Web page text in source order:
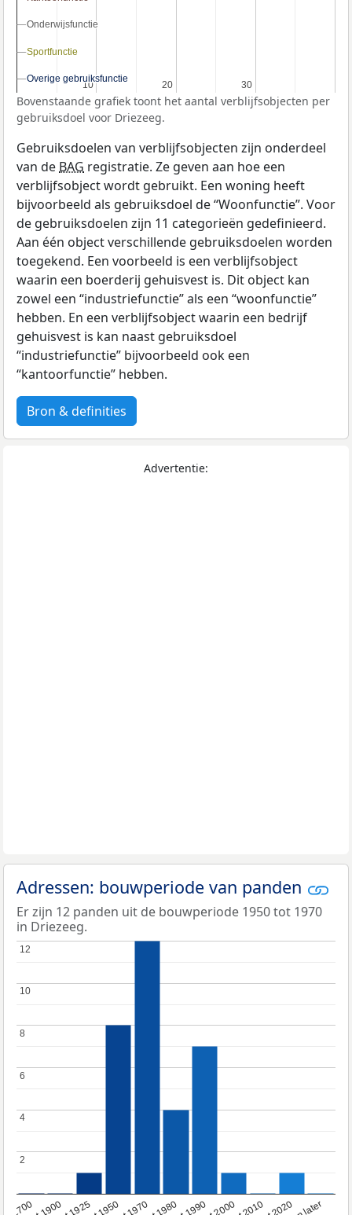
10
10 20
20 30
30
Onderwijsfunctie
Onderwijsfunctie
Sportfunctie
Sportfunctie
Overige gebruiksfunctie
Overige gebruiksfunctie
Bovenstaande grafiek toont het aantal verblijfsobjecten per
gebruiksdoel voor Driezeeg.
Gebruiksdoelen van verblijfsobjecten zijn onderdeel
van deBAG registratie. Ze geven aan hoe een
verblijfsobject wordt gebruikt. Een woning heeft
bijvoorbeeld als gebruiksdoel de “Woonfunctie”. Voor
de gebruiksdoelen zijn 11 categorieën gedefinieerd.
Aan één object verschillende gebruiksdoelen worden
toegekend. Een voorbeeld is een verblijfsobject
waarin een boerderij gehuisvest is. Dit object kan
zowel een “industriefunctie” als een “woonfunctie”
hebben. En een verblijfsobject waarin een bedrijf
gehuisvest is kan naast gebruiksdoel
“industriefunctie” bijvoorbeeld ook een
“kantoorfunctie” hebben.
Bron & definities
Advertentie:
Adressen: bouwperiode van panden
Er zijn 12 panden uit de bouwperiode 1950 tot 1970
in Driezeeg.
2
2
4
4
6
6
8
8
10
10
12
12